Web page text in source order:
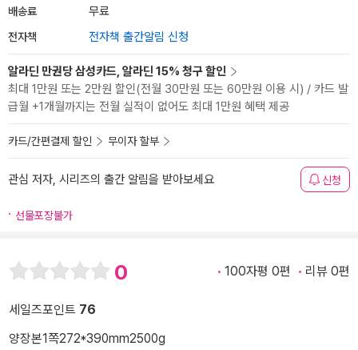
배송료 무료
전자책 전자책 출간알림 신청
알라딘 만권당 삼성카드, 알라딘 15% 청구 할인
최대 1만원 또는 2만원 할인(전월 30만원 또는 60만원 이용 시) / 카드 발
급월 +1개월까지는 전월 실적이 없어도 최대 1만원 혜택 제공
카드/간편결제 할인 무이자 할부
관심 저자, 시리즈의 출간 알림을 받아보세요 신청
선물포장불가
0 100자평 0편 리뷰 0편
세일즈포인트 76
양장본1쪽272*390mm2500g